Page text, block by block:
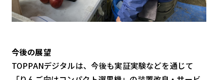
今後の展望
TOPPANデジタルは、今後も実証実験などを通じて